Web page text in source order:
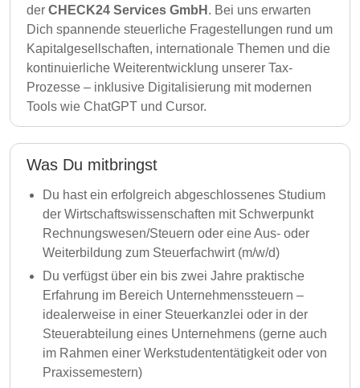
der CHECK24 Services GmbH . Bei uns erwarten
Dich spannende steuerliche Fragestellungen rund um
Kapitalgesellschaften, internationale Themen und die
kontinuierliche Weiterentwicklung unserer Tax-
Prozesse – inklusive Digitalisierung mit modernen
Tools wie ChatGPT und Cursor.
Was Du mitbringst
Du hast ein erfolgreich abgeschlossenes Studium
der Wirtschaftswissenschaften mit Schwerpunkt
Rechnungswesen/Steuern oder eine Aus- oder
Weiterbildung zum Steuerfachwirt (m/w/d)
Du verfügst über ein bis zwei Jahre praktische
Erfahrung im Bereich Unternehmenssteuern –
idealerweise in einer Steuerkanzlei oder in der
Steuerabteilung eines Unternehmens (gerne auch
im Rahmen einer Werkstudententätigkeit oder von
Praxissemestern)